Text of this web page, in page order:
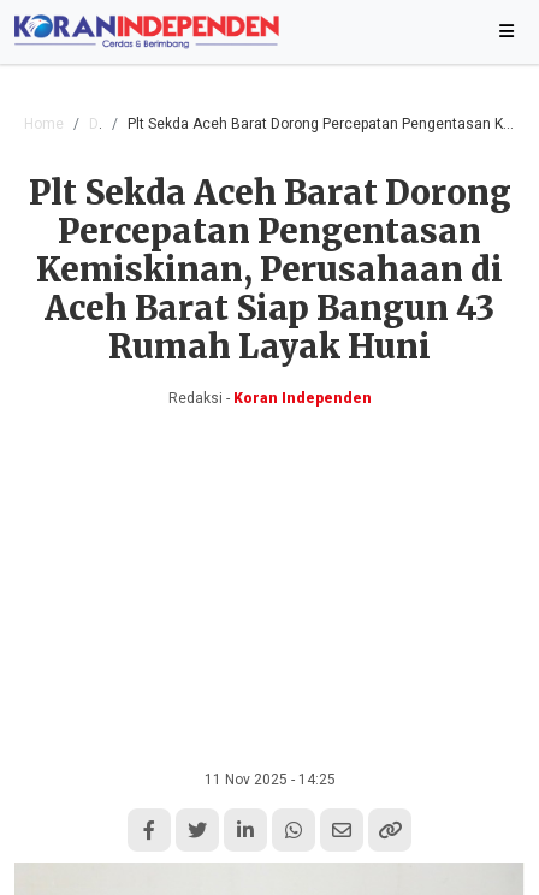
Home Daerah Plt Sekda Aceh Barat Dorong Percepatan Pengentasan Kemiskinan, Perusahaan di Aceh Barat Siap Bangun 43 Rumah Layak Huni
Plt Sekda Aceh Barat Dorong
Percepatan Pengentasan
Kemiskinan, Perusahaan di
Aceh Barat Siap Bangun 43
Rumah Layak Huni
Redaksi -Koran Independen
11 Nov 2025 - 14:25